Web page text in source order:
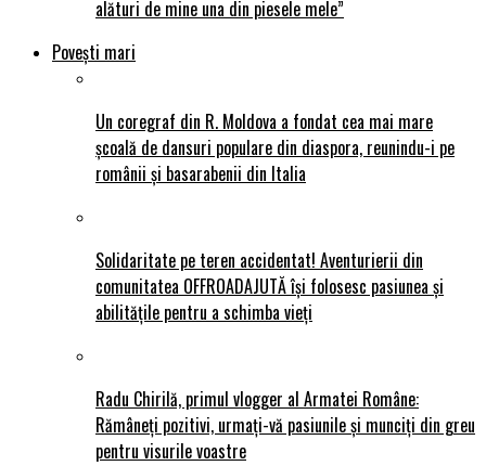
alături de mine una din piesele mele”
Povești mari
Un coregraf din R. Moldova a fondat cea mai mare
școală de dansuri populare din diaspora, reunindu-i pe
românii și basarabenii din Italia
Solidaritate pe teren accidentat! Aventurierii din
comunitatea OFFROADAJUTĂ își folosesc pasiunea și
abilitățile pentru a schimba vieți
Radu Chirilă, primul vlogger al Armatei Române:
Rămâneți pozitivi, urmați-vă pasiunile și munciți din greu
pentru visurile voastre